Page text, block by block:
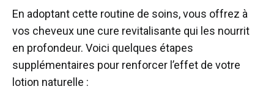
En adoptant cette routine de soins, vous offrez à
vos cheveux une cure revitalisante qui les nourrit
en profondeur. Voici quelques étapes
supplémentaires pour renforcer l’effet de votre
lotion naturelle :